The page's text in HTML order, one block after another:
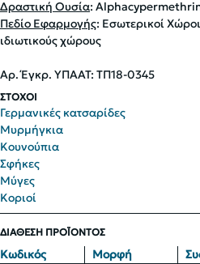
Δραστική Ουσία:
Πεδίο Εφαρμογής: Εσωτερικοί
ιδιωτικούς χώρους
Αρ. Έγκρ. ΥΠΑΑΤ: ΤΠ18-0345
ΣΤΟΧΟΙ
Γερμανικές κατσαρίδες
Μυρμήγκια
Κουνούπια
Σφήκες
Μύγες
Κοριοί
ΔΙΑΘΕΣΗ ΠΡΟΪΟΝΤΟΣ
Κωδικός Μορφή